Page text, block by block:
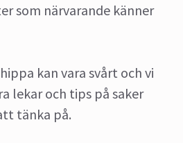
som närvarande känner
kan vara svårt och vi
lekar och tips på saker
tänka på.